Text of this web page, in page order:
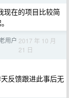
现在的项目比较简
用户 2017 年 10 月
21 日
反馈跟进此事后无